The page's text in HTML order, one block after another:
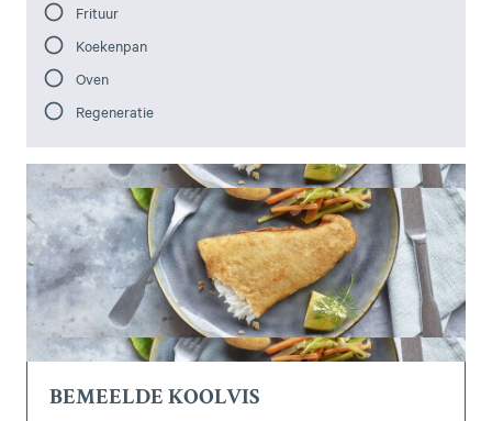
Frituur
Koekenpan
Oven
Regeneratie
BEMEELDE KOOLVIS